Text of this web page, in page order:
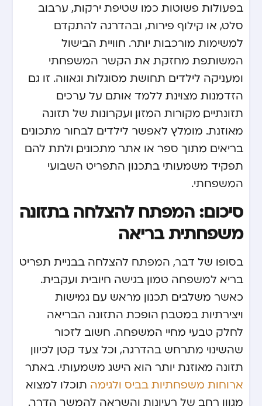
בפעולות פשוטות כמו שטיפת ירקות, ערבוב
סלט, או קילוף פירות, ובהדרגה להתקדם
למשימות מורכבות יותר. חוויית הבישול
המשותפת מחזקת את הקשר המשפחתי
ומעניקה לילדים תחושת מסוגלות וגאווה. זו גם
הזדמנות מצוינת ללמד אותם על ערכים
תזונתיים, מקורות המזון, ועקרונות של תזונה
מאוזנת. מומלץ לאפשר לילדים לבחור מתכונים
בריאים מתוך ספר או אתר מתכונים, ולתת להם
תפקיד משמעותי בתכנון התפריט השבועי
המשפחתי.
סיכום: המפתח להצלחה בתזונה
משפחתית בריאה
בסופו של דבר, המפתח להצלחה בבניית תפריט
בריא למשפחה טמון בגישה חיובית ועקבית.
כאשר משלבים תכנון מראש עם גמישות
ויצירתיות במטבח, הופכת התזונה הבריאה
לחלק טבעי מחיי המשפחה. חשוב לזכור
שהשינוי מתרחש בהדרגה, וכל צעד קטן לכיוון
תזונה מאוזנת יותר הוא הישג משמעותי. באתר
ארוחות משפחתיות בביס ולגימה תוכלו למצוא
מגוון רחב של רעיונות והשראה להמשך הדרך.